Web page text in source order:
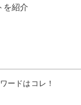
を紹介
ードはコレ！